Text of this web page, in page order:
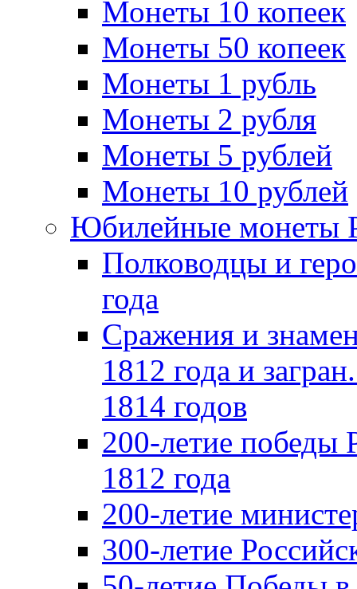
Монеты 10 копеек
Монеты 50 копеек
Монеты 1 рубль
Монеты 2 рубля
Монеты 5 рублей
Монеты 10 рублей
Юбилейные монеты
Полководцы и
года
Сражения и
1812 года и
1814 годов
200-летие победы
1812 года
200-летие
300-летие